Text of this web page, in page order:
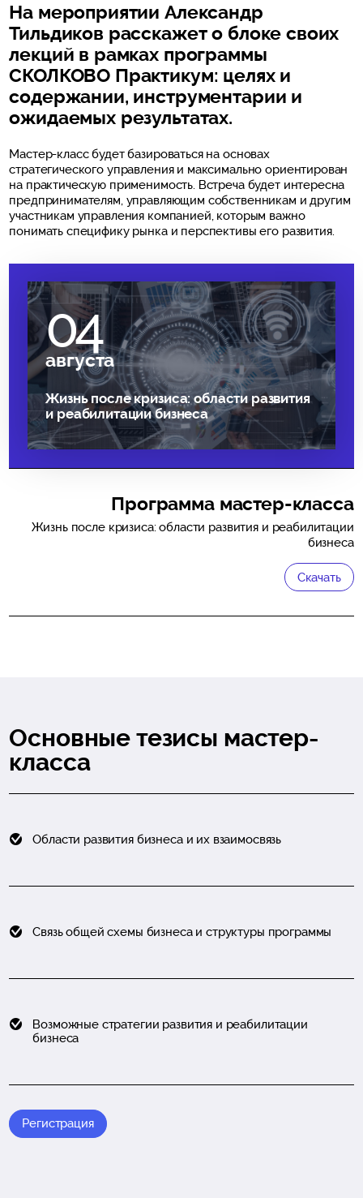
На мероприятии Александр
Тильдиков расскажет о блоке своих
лекций в рамках программы
СКОЛКОВО Практикум: целях и
содержании, инструментарии и
ожидаемых результатах.
Мастер-класс будет базироваться на основах
стратегического управления и максимально ориентирован
на практическую применимость. Встреча будет интересна
предпринимателям, управляющим собственникам и другим
участникам управления компанией, которым важно
понимать специфику рынка и перспективы его развития.
04
августа
Жизнь после кризиса: области развития
и реабилитации бизнеса
Программа мастер-класса
Жизнь после кризиса: области развития и реабилитации
бизнеса
Скачать
Основные тезисы мастер-
класса
Области развития бизнеса и их взаимосвязь
Связь общей схемы бизнеса и структуры программы
Возможные стратегии развития и реабилитации
бизнеса
Регистрация